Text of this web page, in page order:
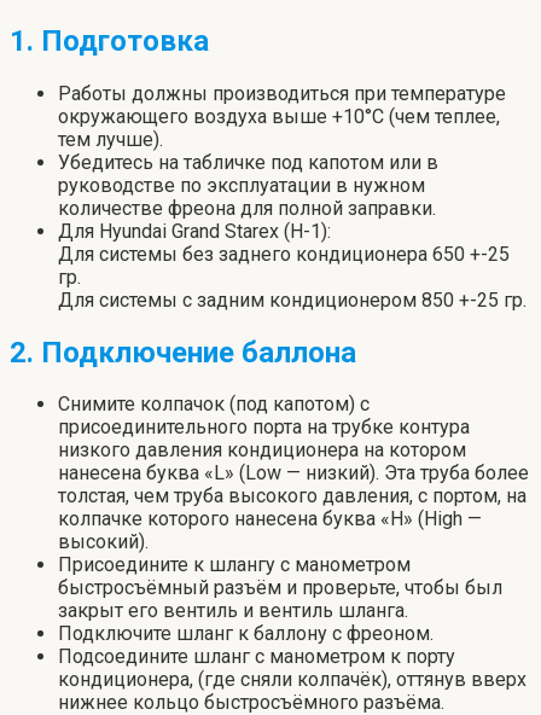
1. Подготовка
Работы должны производиться при температуре
окружающего воздуха выше +10°С (чем теплее,
тем лучше).
Убедитесь на табличке под капотом или в
руководстве по эксплуатации в нужном
количестве фреона для полной заправки.
Для Hyundai Grand Starex (Н-1):
Для системы без заднего кондиционера 650 +-25
гр.
Для системы с задним кондиционером 850 +-25 гр.
2. Подключение баллона
Снимите колпачок (под капотом) с
присоединительного порта на трубке контура
низкого давления кондиционера на котором
нанесена буква «L» (Low — низкий). Эта труба более
толстая, чем труба высокого давления, с портом, на
колпачке которого нанесена буква «Н» (High —
высокий).
Присоедините к шлангу с манометром
быстросъёмный разъём и проверьте, чтобы был
закрыт его вентиль и вентиль шланга.
Подключите шланг к баллону с фреоном.
Подсоедините шланг с манометром к порту
кондиционера, (где сняли колпачёк), оттянув вверх
нижнее кольцо быстросъёмного разъёма.